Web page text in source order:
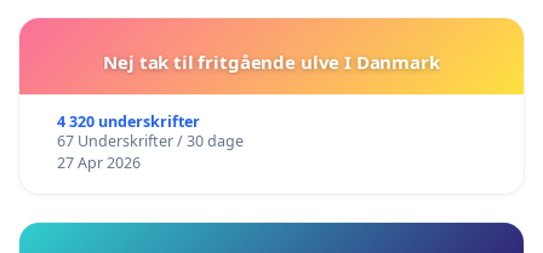
Nej tak til fritgående ulve I Danmark
4 320 underskrifter
67 Underskrifter / 30 dage
27 Apr 2026